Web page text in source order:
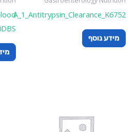
A_1_Antitrypsin_Clearance_K6752
מידע נוסף